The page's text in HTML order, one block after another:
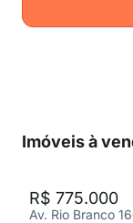
Imóveis à
R$ 775.000
Av. Rio Branco